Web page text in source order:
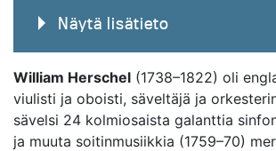
Näytä lisätieto
William Herschel (1738–1822) oli
viulisti ja oboisti, säveltäjä ja
sävelsi 24 kolmiosaista galanttia
ja muuta soitinmusiikkia (1759–70)